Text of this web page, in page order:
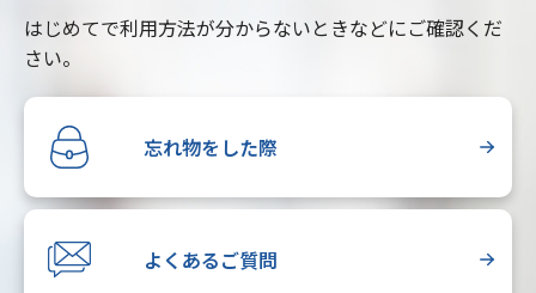
はじめてで利用方法が分からないときなどにご確認くだ
さい。
忘れ物をした際
よくあるご質問